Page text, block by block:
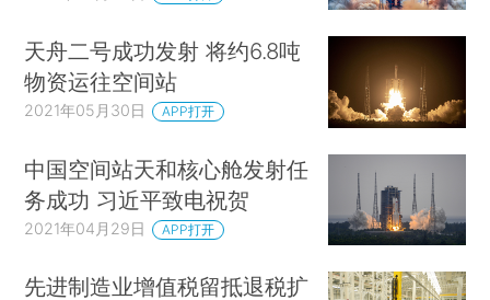
天舟二号成功发射 将约6.8吨
物资运往空间站
2021年05月30日 APP打开
中国空间站天和核心舱发射任
务成功 习近平致电祝贺
2021年04月29日 APP打开
先进制造业增值税留抵退税扩